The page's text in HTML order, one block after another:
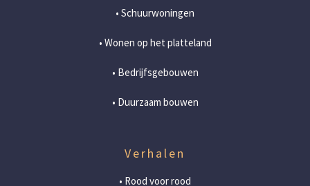
• Schuurwoningen
• Wonen op het platteland
• Bedrijfsgebouwen
• Duurzaam bouwen
Verhalen
• Rood voor rood